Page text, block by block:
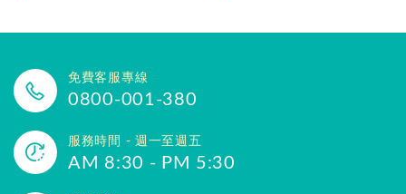
免費客服專線
0800-001-380
服務時間 - 週一至週五
AM 8:30 - PM 5:30